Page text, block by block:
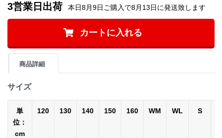
3営業日出荷 本日8月9日ご購入で8月13日に発送致します
カートに入れる
商品詳細
サイズ
単
位：
cm
120 130 140 150 160 WM WL S